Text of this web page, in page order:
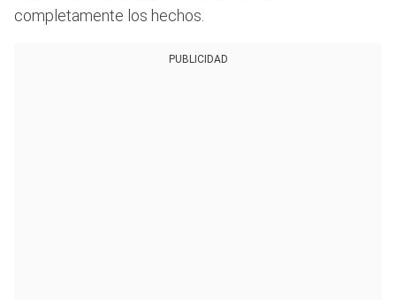
completamente los hechos.
PUBLICIDAD